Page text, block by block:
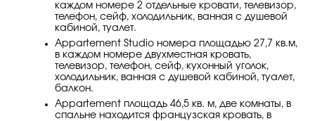
каждом номере 2 отдельные кровати, телевизор,
телефон, сейф, холодильник, ванная с душевой
кабиной, туалет.
Appartement Studio номера площадью 27,7 кв.м,
в каждом номере двухместная кровать,
телевизор, телефон, сейф, кухонный уголок,
холодильник, ванная с душевой кабиной, туалет,
балкон.
Appartement площадь 46,5 кв. м, две комнаты, в
спальне находится французская кровать, в